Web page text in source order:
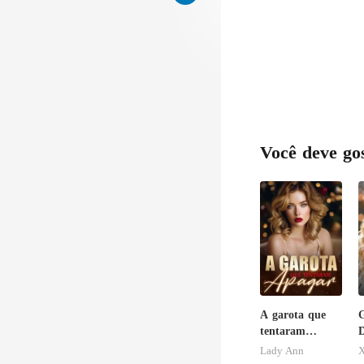
Você deve
A garota que
tentaram
apagar
Lady Ann